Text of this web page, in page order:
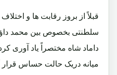
قبلاً از بروز رقابت ها و
سلطنتی بخصوص بین محمد
داماد شاه مختصراً یاد آوری
میانه دریک حالت حساس قرار